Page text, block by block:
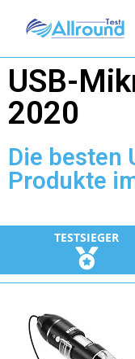
USB-
2020
Die besten
Produkte
TESTSIEGER